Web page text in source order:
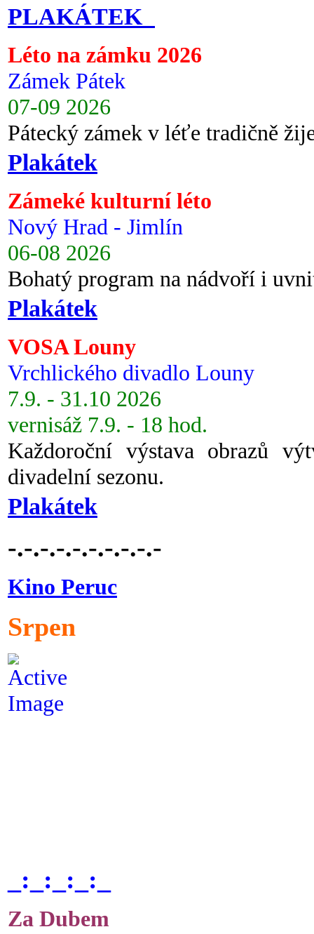
PLAKÁTEK
Léto na zámku 2026
Zámek Pátek
07-09 2026
Pátecký zámek v léťe tradičně
Plakátek
Zámeké kulturní léto
Nový Hrad - Jimlín
06-08 2026
Bohatý program na nádvoří i
Plakátek
VOSA Louny
Vrchlického divadlo Louny
7.9. - 31.10 2026
vernisáž 7.9. - 18 hod.
Každoroční výstava obrazů
divadelní sezonu.
Plakátek
-.-.-.-.-.-.-.-.-.-
Kino Peruc
Srpen
_:_:_:_:_
Za Dubem